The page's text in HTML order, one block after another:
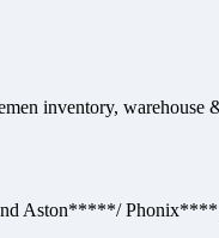
inventory, warehouse
Aston*****/